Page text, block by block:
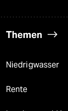
Themen
Niedrigwasser
Rente